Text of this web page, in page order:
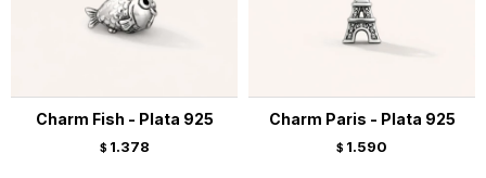
Charm Fish - Plata 925
$ 1.378
Charm Paris - Plata 925
$ 1.590